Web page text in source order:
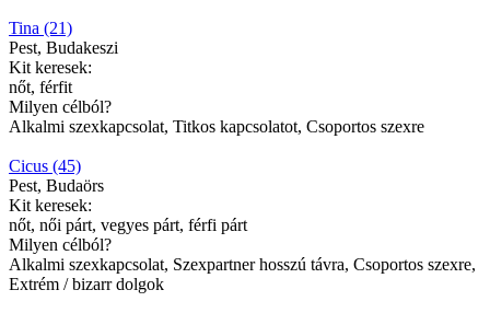
Tina (21)
Pest, Budakeszi
Kit keresek:
nőt, férfit
Milyen célból?
Alkalmi szexkapcsolat, Titkos kapcsolatot, Csoportos szexre
Cicus (45)
Pest, Budaörs
Kit keresek:
nőt, női párt, vegyes párt, férfi párt
Milyen célból?
Alkalmi szexkapcsolat, Szexpartner hosszú távra, Csoportos szexre,
Extrém / bizarr dolgok